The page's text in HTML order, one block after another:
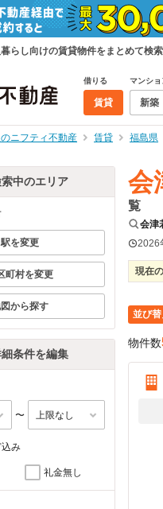
らし向けの賃貸物件をまとめて検
借りる
賃貸
マンショ
新築
ニフティ不動産 賃貸 福島県
中のエリア
駅を変更
町村を変更
から探す
条件を編集
〜
み
礼金無し
会
覧
会津
2026
現在
並び替
物件数